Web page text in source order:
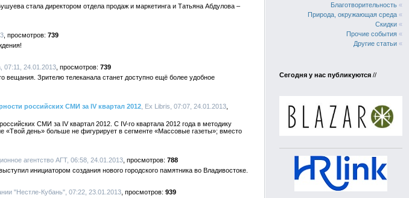
стала директором отдела продаж и маркетинга и Татьяна Абдулова –
739
07:11, 24.01.2013
739
вещания. Зрителю телеканала станет доступно ещё более удобное
российских СМИ за IV квартал 2012 , Ex Libris, 07:07, 24.01.2013
СМИ за IV квартал 2012. С IV-го квартала 2012 года в методику
день» больше не фигурирует в сегменте «Массовые газеты»; вместо
агентство АГТ, 06:58, 24.01.2013
788
инициатором создания нового городского памятника во Владивостоке.
"Нестле-Кубань", 07:22, 23.01.2013
939
Благотворительность «
Природа, окружающая среда «
Скидки «
Прочие события «
Другие статьи «
Сегодня у нас публикуются //